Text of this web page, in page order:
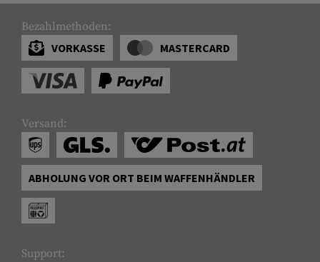
Bezahlmethoden:
VORKASSE
MASTERCARD
Versand:
ABHOLUNG VOR ORT BEIM WAFFENHÄNDLER
Support: